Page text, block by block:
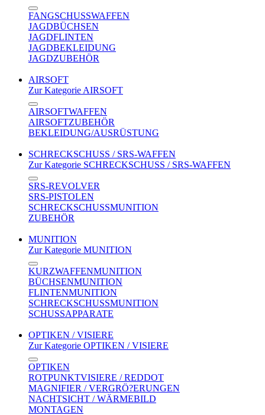
FANGSCHUSSWAFFEN
JAGDBÜCHSEN
JAGDFLINTEN
JAGDBEKLEIDUNG
JAGDZUBEHÖR
AIRSOFT
Zur Kategorie AIRSOFT
AIRSOFTWAFFEN
AIRSOFTZUBEHÖR
BEKLEIDUNG/AUSRÜSTUNG
SCHRECKSCHUSS / SRS-WAFFEN
Zur Kategorie SCHRECKSCHUSS / SRS-WAFFEN
SRS-REVOLVER
SRS-PISTOLEN
SCHRECKSCHUSSMUNITION
ZUBEHÖR
MUNITION
Zur Kategorie MUNITION
KURZWAFFENMUNITION
BÜCHSENMUNITION
FLINTENMUNITION
SCHRECKSCHUSSMUNITION
SCHUSSAPPARATE
OPTIKEN / VISIERE
Zur Kategorie OPTIKEN / VISIERE
OPTIKEN
ROTPUNKTVISIERE / REDDOT
MAGNIFIER / VERGRÖ?ERUNGEN
NACHTSICHT / WÄRMEBILD
MONTAGEN